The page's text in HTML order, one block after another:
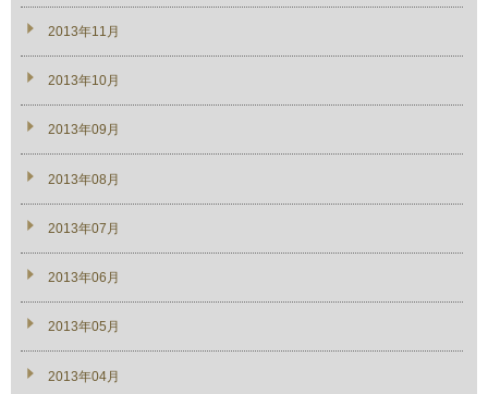
2013年11月
2013年10月
2013年09月
2013年08月
2013年07月
2013年06月
2013年05月
2013年04月